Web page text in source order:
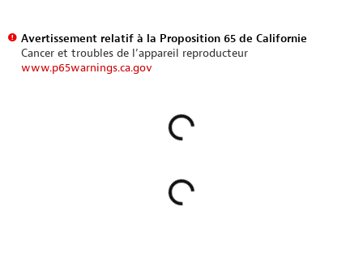
Avertissement relatif à la Proposition 65 de Californie
Cancer et troubles de l’appareil reproducteur
www.p65warnings.ca.gov